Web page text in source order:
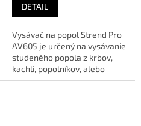
DETAIL
Vysávač na popol Strend Pro
AV605 je určený na vysávanie
studeného popola z krbov,
kachli, popolníkov, alebo
grilov.Sme AUTORIZOVANÝ...